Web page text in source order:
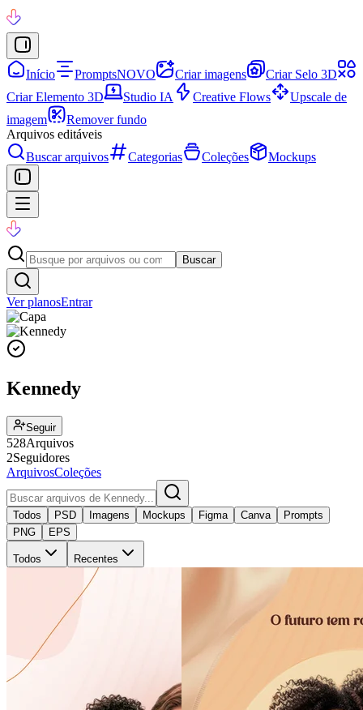
Início PromptsNOVO Criar imagens
Criar Selo 3D
Criar Elemento 3D
Studio IA Creative Flows
Upscale de
imagem
Remover fundo
Arquivos editáveis
Buscar arquivos
Categorias Coleções Mockups
Buscar
Ver planosEntrar
Kennedy
Seguir
528Arquivos
2Seguidores
ArquivosColeções
Todos PSD Imagens Mockups Figma Canva
Prompts
PNG
EPS
Todos Recentes